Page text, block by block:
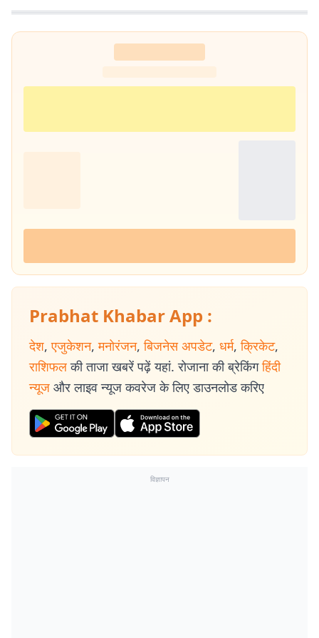
Prabhat Khabar App :
देश, एजुकेशन, मनोरंजन, बिजनेस अपडेट, धर्म, क्रिकेट,
राशिफल की ताजा खबरें पढ़ें यहां. रोजाना की ब्रेकिंग हिंदी
न्यूज और लाइव न्यूज कवरेज के लिए डाउनलोड करिए
विज्ञापन